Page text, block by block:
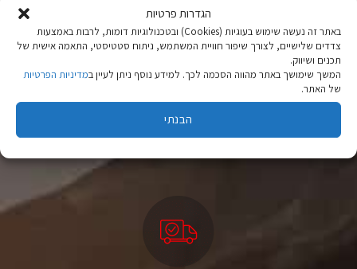
הגדרות פרטיות
באתר זה נעשה שימוש בעוגיות (Cookies) ובטכנולוגיות דומות, לרבות באמצעות
צדדים שלישיים, לצורך שיפור חוויית המשתמש, ניתוח סטטיסטי, התאמה אישית של
תכנים ושיווק.
המשך שימושך באתר מהווה הסכמה לכך. למידע נוסף ניתן לעיין במדיניות הפרטיות
של האתר.
הבנתי
בעמוד
המוצר
את
האפשרויות
בעמוד
המוצר
מהיבואן לצרכן